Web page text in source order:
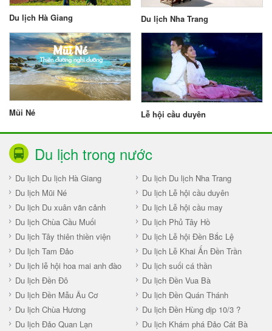
Du lịch Hà Giang Du lịch Nha Trang
Mũi Né Lễ hội cầu duyên
Du lịch trong nước
Du lịch Du lịch Hà Giang
Du lịch Du lịch Nha Trang
Du lịch Mũi Né
Du lịch Lễ hội cầu duyên
Du lịch Du xuân vãn cảnh
Du lịch Lễ hội cầu may
Du lịch Chùa Cầu Muối
Du lịch Phủ Tây Hồ
Du lịch Tây thiên thiền viện
Du lịch Lễ hội Đền Bắc Lệ
Du lịch Tam Đảo
Du lịch Lễ Khai Ấn Đền Trần
Du lịch lễ hội hoa mai anh đào
Du lịch suối cá thần
Du lịch Đền Đô
Du lịch Đền Vua Bà
Du lịch Đền Mẫu Âu Cơ
Du lịch Đền Quán Thánh
Du lịch Chùa Hương
Du lịch Đền Hùng dịp 10/3 ?
Du lịch Đảo Quan Lạn
Du lịch Khám phá Đảo Cát Bà